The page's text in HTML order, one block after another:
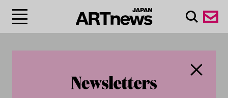
#サンフランシスコ近代
美術館/ San Francisco